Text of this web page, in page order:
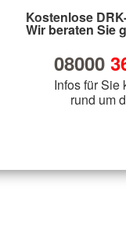
Kostenlose
Wir beraten Sie
08000
Infos für Sie
rund um